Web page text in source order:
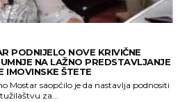
PODNIJELO NOVE KRIVIČNE
NA LAŽNO PREDSTAVLJANJE
IMOVINSKE ŠTETE
Mostar saopćilo je da nastavlja podnositi
za...